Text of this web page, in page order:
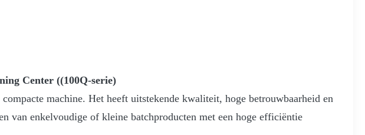
Center ((100Q-serie)
machine. Het heeft uitstekende kwaliteit, hoge betrouwbaarheid en
van enkelvoudige of kleine batchproducten met een hoge efficiëntie